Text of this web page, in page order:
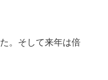
。そして来年は倍